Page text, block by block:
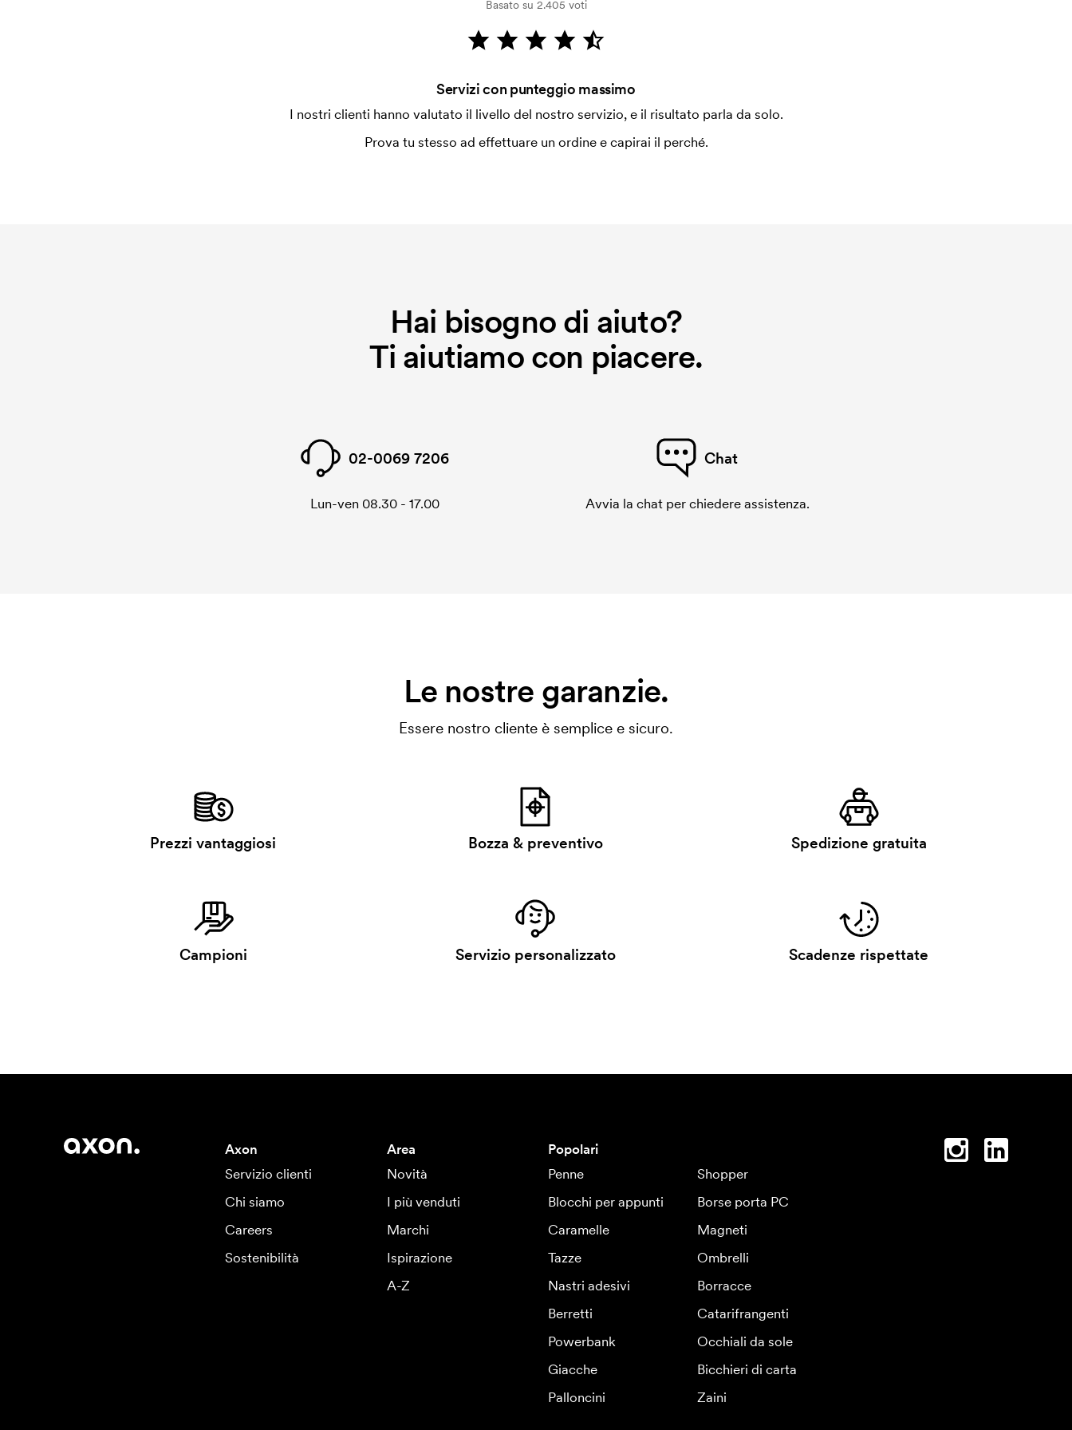
Basato su 2.405 voti
Servizi con punteggio massimo
I nostri clienti hanno valutato il livello del nostro servizio, e il risultato parla da solo.
Prova tu stesso ad effettuare un ordine e capirai il perché.
Hai bisogno di aiuto?
Ti aiutiamo con piacere.
02-0069 7206
Lun-ven 08.30 - 17.00
Chat
Avvia la chat per chiedere assistenza.
Le nostre garanzie.
Essere nostro cliente è semplice e sicuro.
Prezzi vantaggiosi Bozza & preventivo Spedizione gratuita
Campioni Servizio personalizzato Scadenze rispettate
Axon
Servizio clienti
Chi siamo
Careers
Sostenibilità
Area
Novità
I più venduti
Marchi
Ispirazione
A-Z
Popolari
Penne
Shopper
Blocchi per appunti
Borse porta PC
Caramelle
Magneti
Tazze
Ombrelli
Nastri adesivi
Borracce
Berretti
Catarifrangenti
Powerbank
Occhiali da sole
Giacche
Bicchieri di carta
Palloncini
Zaini